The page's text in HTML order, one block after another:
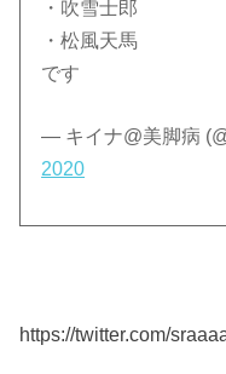
・吹雪士郎
・松風天馬
です
— キイナ@美脚病
2020
https://twitter.com/